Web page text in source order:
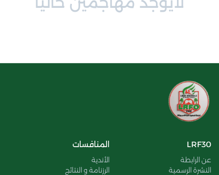
LRF30
عن الرابطة
النشرة الرسمية
المنافسات
الأندية
الرزنامة و النتائج